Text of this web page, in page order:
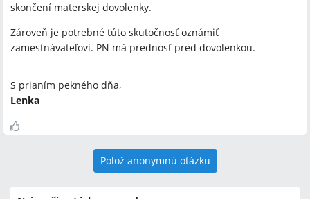
skončení materskej dovolenky.
Zároveň je potrebné túto skutočnosť oznámiť
zamestnávateľovi. PN má prednosť pred dovolenkou.
S prianím pekného dňa,
Lenka
Polož anonymnú otázku